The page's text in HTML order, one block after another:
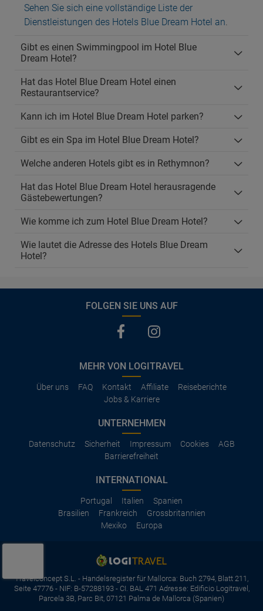
Sehen Sie sich eine vollständige Liste der
Dienstleistungen des Hotels Blue Dream Hotel an.
Gibt es einen Swimmingpool im Hotel Blue
Dream Hotel?
Hat das Hotel Blue Dream Hotel einen
Restaurantservice?
Kann ich im Hotel Blue Dream Hotel parken?
Gibt es ein Spa im Hotel Blue Dream Hotel?
Welche anderen Hotels gibt es in Rethymnon?
Hat das Hotel Blue Dream Hotel herausragende
Gästebewertungen?
Wie komme ich zum Hotel Blue Dream Hotel?
Wie lautet die Adresse des Hotels Blue Dream
Hotel?
FOLGEN SIE UNS AUF
MEHR VON LOGITRAVEL
Über uns FAQ Kontakt Affiliate
Reiseberichte
Jobs & Karriere
UNTERNEHMEN
Datenschutz Sicherheit Impressum Cookies
AGB
Barrierefreiheit
INTERNATIONAL
Portugal Italien
Spanien
Brasilien
Frankreich
Grossbritannien
Mexiko
Europa
Travelconcept S.L. - Handelsregister für Mallorca: Buch 2794, Blatt 211,
Seite 47776 - NIF: B-57288193 - CI. BAL 471 Adresse: Edificio Logitravel,
Parcela 3B, Parc Bit, 07121 Palma de Mallorca (Spanien)